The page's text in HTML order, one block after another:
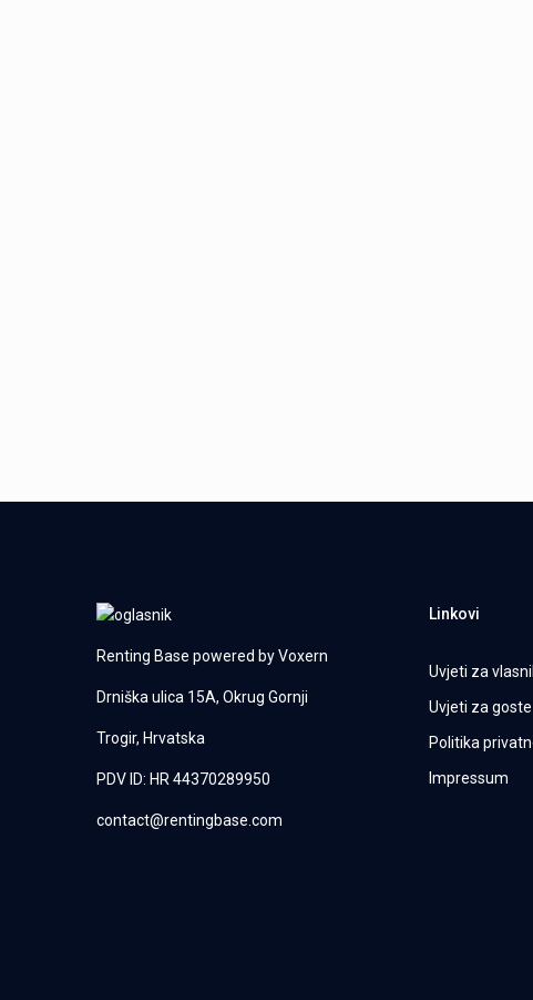
Renting Base powered byVoxern
Drniška ulica 15A, Okrug Gornji
Trogir, Hrvatska
PDV ID: HR 44370289950
contact@rentingbase.com
Linkovi
Uvjeti za
Uvjeti za goste
Politika
Impressum